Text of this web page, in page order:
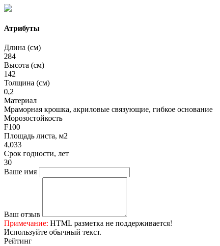
Атрибуты
Длина (см)
284
Высота (см)
142
Толщина (см)
0,2
Материал
Мраморная крошка, акриловые связующие, гибкое основание
Морозостойкость
F100
Площадь листа, м2
4,033
Срок годности, лет
30
Ваше имя
Ваш отзыв
Примечание: HTML разметка не поддерживается!
Используйте обычный текст.
Рейтинг